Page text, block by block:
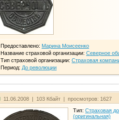
Предоставлено: Марина Моисеенко
Название страховой организации: Северное
Тип страховой организации: Страховая
Период: До революции
11.06.2008 | 103 Кбайт | просмотров: 1627
Тип: Страховая
(оригинальная)